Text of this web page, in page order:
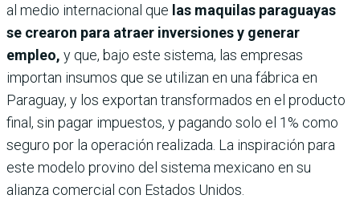
al medio internacional que las maquilas paraguayas
se crearon para atraer inversiones y generar
empleo, y que, bajo este sistema, las empresas
importan insumos que se utilizan en una fábrica en
Paraguay, y los exportan transformados en el producto
final, sin pagar impuestos, y pagando solo el 1% como
seguro por la operación realizada. La inspiración para
este modelo provino del sistema mexicano en su
alianza comercial con Estados Unidos.